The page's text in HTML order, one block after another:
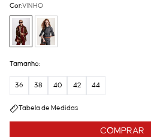
COMPRAR
Cor:VINHO
Tamanho:
36 38 40 42 44
Tabela de Medidas